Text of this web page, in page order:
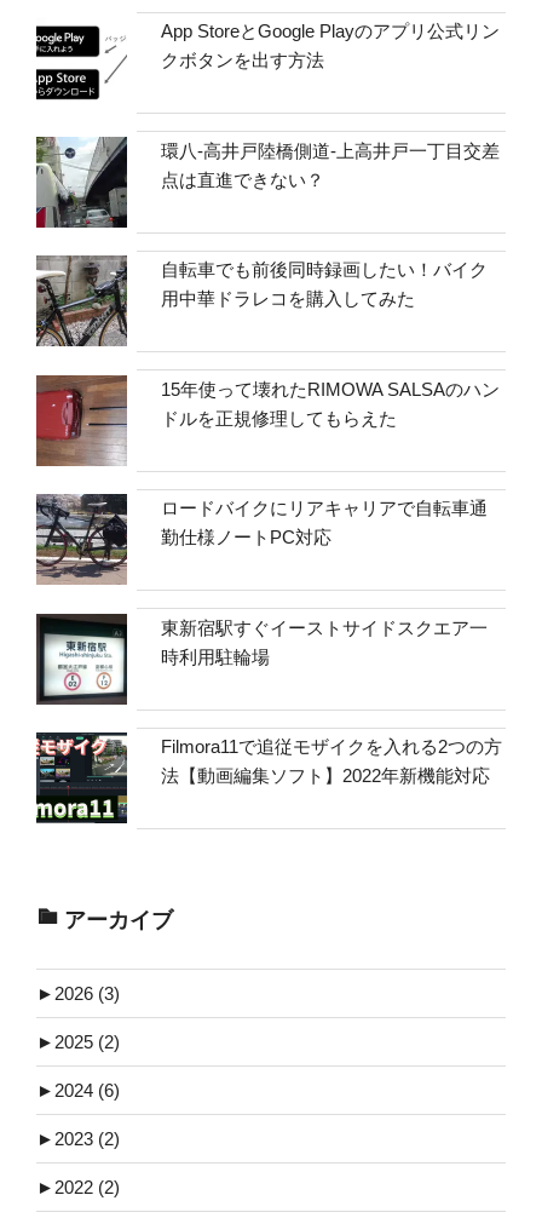
App StoreとGoogle Playのアプリ公式リン
クボタンを出す方法
環八-高井戸陸橋側道-上高井戸一丁目交差
点は直進できない？
自転車でも前後同時録画したい！バイク
用中華ドラレコを購入してみた
15年使って壊れたRIMOWA SALSAのハン
ドルを正規修理してもらえた
ロードバイクにリアキャリアで自転車通
勤仕様ノートPC対応
東新宿駅すぐイーストサイドスクエア一
時利用駐輪場
Filmora11で追従モザイクを入れる2つの方
法【動画編集ソフト】2022年新機能対応
アーカイブ
► 2026 (3)
► 2025 (2)
► 2024 (6)
► 2023 (2)
► 2022 (2)